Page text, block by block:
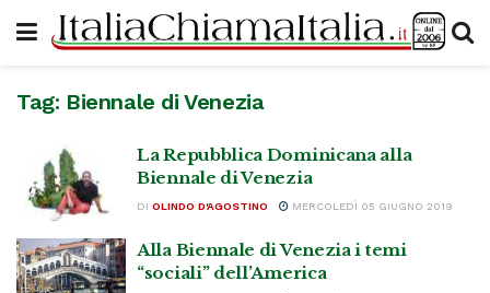
Tag: Biennale di Venezia
La Repubblica Dominicana alla
Biennale di Venezia
DI OLINDO D'AGOSTINO MERCOLEDÌ 05 GIUGNO 2019
Alla Biennale di Venezia i temi
“sociali” dell’America